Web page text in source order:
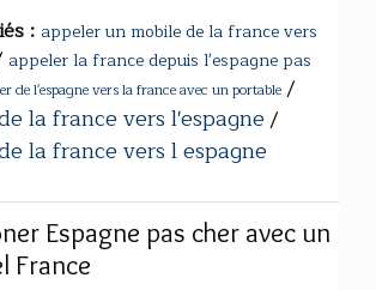
: appeler un mobile de la france vers
appeler la france depuis l'espagne pas
de l'espagne vers la france avec un portable /
la france vers l'espagne/
la france vers l espagne
Espagne pas cher avec un
France